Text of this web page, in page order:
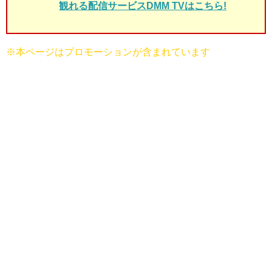
観れる配信サービスDMM TVはこちら!
※本ページはプロモーションが含まれています